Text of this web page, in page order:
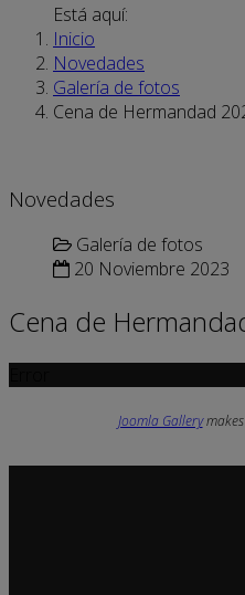
Está aquí:
Inicio
Novedades
Galería de fotos
Cena de Hermandad
Novedades
Galería de fotos
20 Noviembre 2023
Cena de
Joomla Gallery